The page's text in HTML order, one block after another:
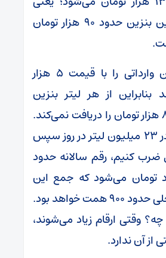
هزینه واردات این بنزین حدود ۹۰ هزار تومان
دولت این بنزین وارداتی را با قیمت ۵ هزار
از هر لیتر بنزین
وارداتی حدود ۸۵ هزار تومان را دریافت نمی‌کند.
اگر این مبلغ را در ۲۳ میلیون لیتر در روز سپس
سال ضرب کنیم، رقم سالانه حدود
تومان می‌شود که جمع این
ارقام با سهم داخلی حدود ۹۰۰ همت خواهد بود.
چه؟ وقتی ارقام زیاد می‌شوند،
از آن ندارد.